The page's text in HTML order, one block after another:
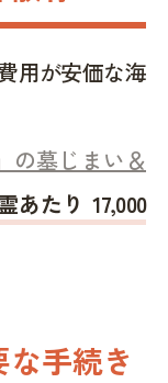
用が安価な海
の墓じまい＆
あたり 17,000
手続き